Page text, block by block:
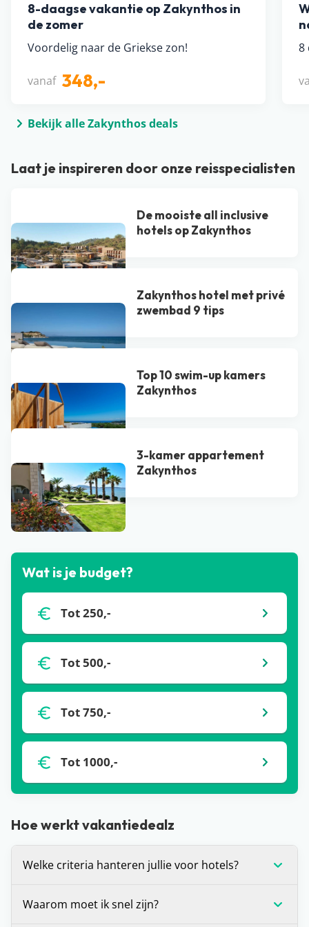
8-daagse vakantie op Zakynthos in
de zomer
Voordelig naar de Griekse zon!
vanaf 348,-
8
Bekijk alle Zakynthos deals
Laat je inspireren door onze reisspecialisten
De mooiste all inclusive
hotels op Zakynthos
Zakynthos hotel met privé
zwembad 9 tips
Top 10 swim-up kamers
Zakynthos
3-kamer appartement
Zakynthos
Bekijk alle blogs
Wat is je budget?
Tot 250,-
Tot 500,-
Tot 750,-
Tot 1000,-
Hoe werkt vakantiedealz
Welke criteria hanteren jullie voor hotels?
willen verblijven? Is het antwoord ‘ja’? Dan
Waarom moet ik snel zijn?